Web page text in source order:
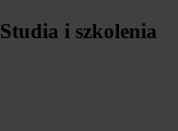
Studia i szkolenia